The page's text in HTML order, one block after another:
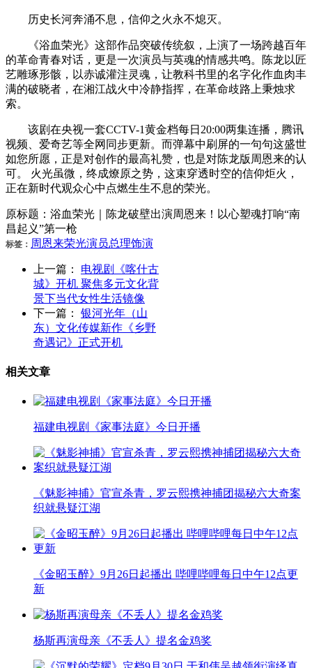
历史长河奔涌不息，信仰之火永不熄灭。
《浴血荣光》这部作品突破传统叙，上演了一场跨越百年
的革命青春对话，更是一次演员与英魂的情感共鸣。陈龙以匠
艺雕琢形骸，以赤诚灌注灵魂，让教科书里的名字化作血肉丰
满的破晓者，在湘江战火中冷静指挥，在革命歧路上秉烛求
索。
该剧在央视一套CCTV-1黄金档每日20:00两集连播，腾讯
视频、爱奇艺等全网同步更新。而弹幕中刷屏的一句句这盛世
如您所愿，正是对创作的最高礼赞，也是对陈龙版周恩来的认
可。 火光虽微，终成燎原之势，这束穿透时空的信仰炬火，
正在新时代观众心中点燃生生不息的荣光。
原标题：浴血荣光｜陈龙破壁出演周恩来！以心塑魂打响“南
昌起义”第一枪
标签： 周恩来荣光演员总理饰演
上一篇：
电视剧《喀什古
城》开机 聚焦多元文化背
景下当代女性生活镜像
下一篇：
银河光年（山
东）文化传媒新作《乡野
奇遇记》正式开机
相关文章
福建电视剧《家事法庭》今日开播
《魅影神捕》官宣杀青，罗云熙携神捕团揭秘六大奇案
织就悬疑江湖
《金昭玉醉》9月26日起播出 哔哩哔哩每日中午12点更
新
杨斯再演母亲《不丢人》提名金鸡奖